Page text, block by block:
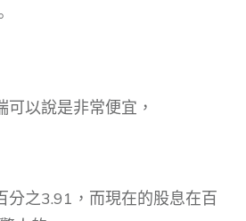
以說是非常便宜，
分之3.91，而現在的股息在百